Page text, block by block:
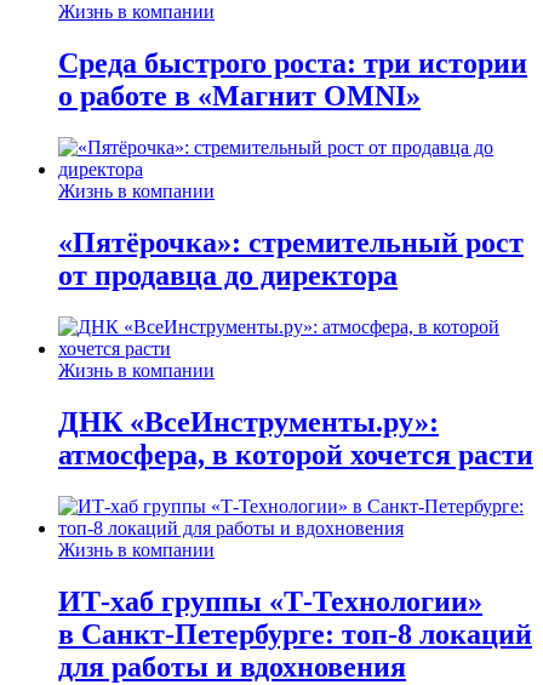
Жизнь в компании
Среда быстрого роста: три истории
о работе в «Магнит OMNI»
Жизнь в компании
«Пятёрочка»: стремительный рост
от продавца до директора
Жизнь в компании
ДНК «ВсеИнструменты.ру»:
атмосфера, в которой хочется расти
Жизнь в компании
ИТ-хаб группы «Т-Технологии»
в Санкт-Петербурге: топ-8 локаций
для работы и вдохновения